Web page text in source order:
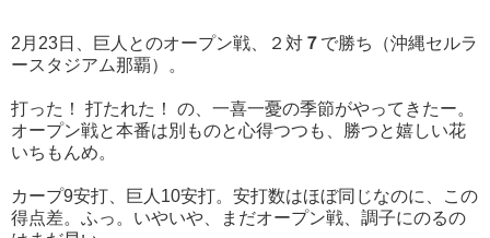
2月23日、巨人とのオープン戦、２対 ７ で勝ち（沖縄セルラ
ースタジアム那覇）。
打った！ 打たれた！ の、一喜一憂の季節がやってきたー。
オープン戦と本番は別ものと心得つつも、勝つと嬉しい花
いちもんめ。
カープ9安打、巨人10安打。安打数はほぼ同じなのに、この
得点差。ふっ。いやいや、まだオープン戦、調子にのるの